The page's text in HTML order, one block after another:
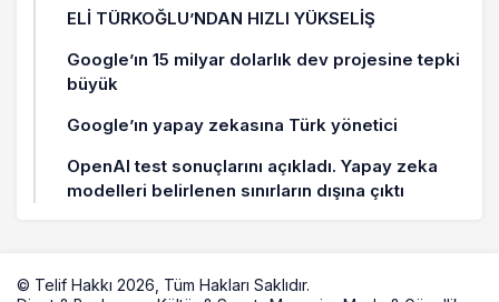
ELİ TÜRKOĞLU’NDAN HIZLI YÜKSELİŞ
Google’ın 15 milyar dolarlık dev projesine tepki
büyük
Google’ın yapay zekasına Türk yönetici
OpenAI test sonuçlarını açıkladı. Yapay zeka
modelleri belirlenen sınırların dışına çıktı
© Telif Hakkı 2026, Tüm Hakları Saklıdır.